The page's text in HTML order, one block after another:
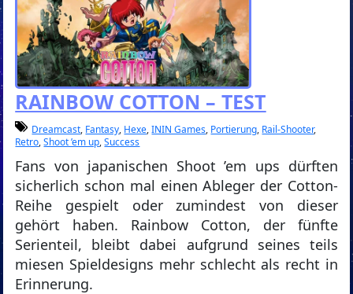
RAINBOW COTTON – TEST
Dreamcast, Fantasy, Hexe,ININ Games, Portierung, Rail-Shooter,
Retro,Shoot ’em up,Success
Fans von japanischen Shoot ’em ups dürften
sicherlich schon mal einen Ableger der Cotton-
Reihe gespielt oder zumindest von dieser
gehört haben. Rainbow Cotton, der fünfte
Serienteil, bleibt dabei aufgrund seines teils
miesen Spieldesigns mehr schlecht als recht in
Erinnerung.